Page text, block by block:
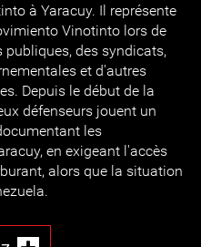
à Yaracuy. Il représente
Vinotinto lors de
des syndicats,
et d'autres
Depuis le début de la
défenseurs jouent un
les
en exigeant l'accès
alors que la situation